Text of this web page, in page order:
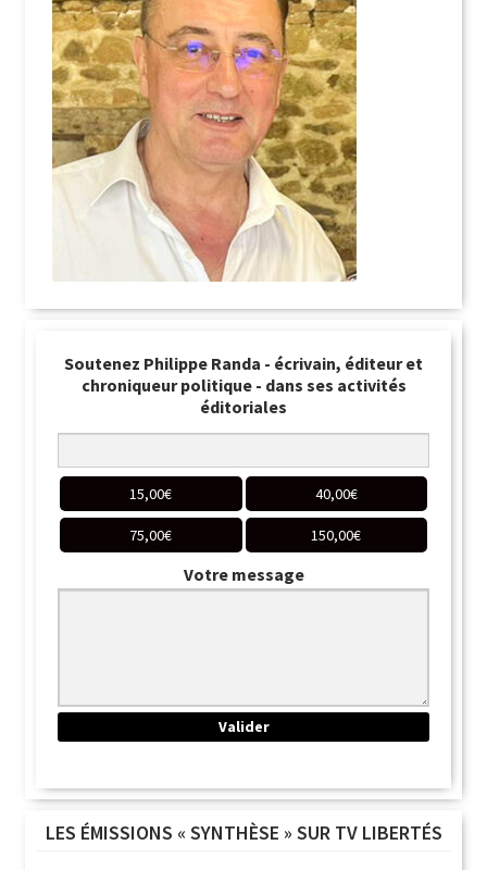
Soutenez Philippe Randa - écrivain, éditeur et
chroniqueur politique - dans ses activités
éditoriales
15,00€ 40,00€
75,00€ 150,00€
Votre message
LES ÉMISSIONS « SYNTHÈSE » SUR TV LIBERTÉS